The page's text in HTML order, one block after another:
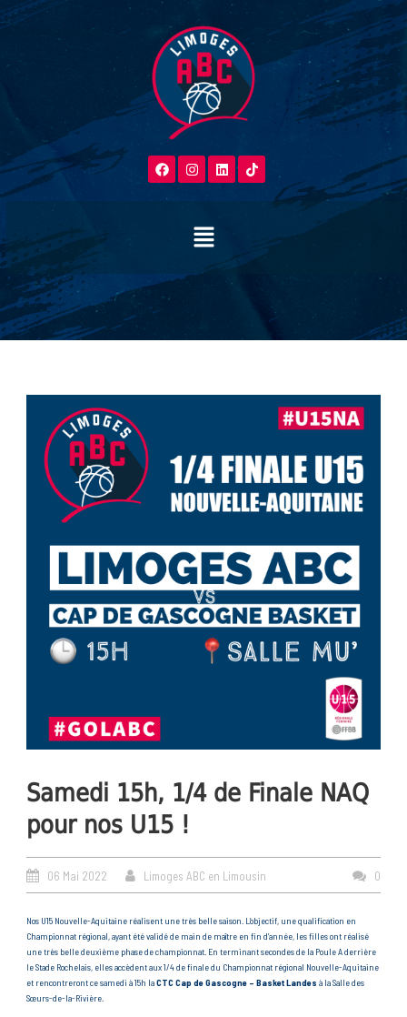
Samedi 15h, 1/4 de Finale NAQ
pour nos U15 !
06 Mai 2022 Limoges ABC en Limousin 0
Nos U15 Nouvelle-Aquitaine réalisent une très belle saison. L’objectif, une qualification en
Championnat régional, ayant été validé de main de maître en fin d’année, les filles ont réalisé
une très belle deuxième phase de championnat. En terminant secondes de la Poule A derrière
le Stade Rochelais, elles accèdent aux 1/4 de finale du Championnat régional Nouvelle-Aquitaine
et rencontreront ce samedi à 15h laCTC Cap de Gascogne – Basket Landes à la Salle des
Sœurs-de-la-Rivière.